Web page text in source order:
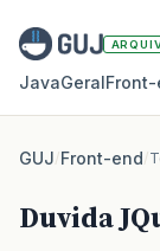
JavaGeral
GUJ/Front-end/
Duvida